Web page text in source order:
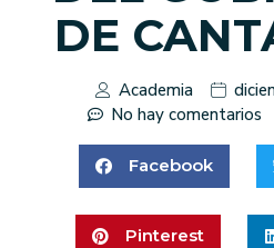
DE
Academia
No hay comentarios
Facebook
Pinterest